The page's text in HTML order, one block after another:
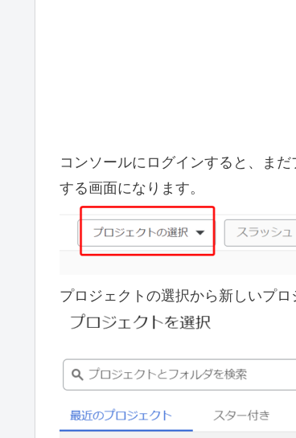
コンソールにログインすると、ま
する画面になります。
プロジェクトの選択から新しいプ